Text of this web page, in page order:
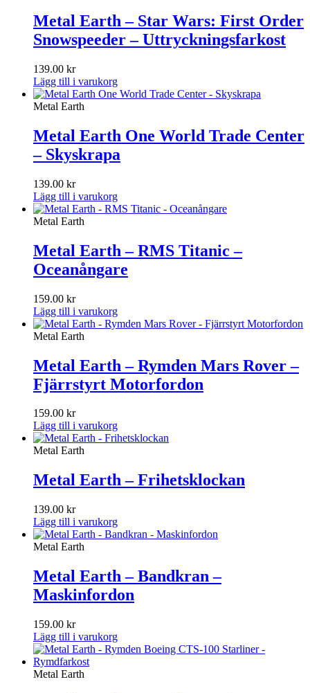
Metal Earth – Star Wars: First Order
Snowspeeder – Uttryckningsfarkost
139.00 kr
Lägg till i varukorg
Metal Earth
Metal Earth One World Trade Center
– Skyskrapa
139.00 kr
Lägg till i varukorg
Metal Earth
Metal Earth – RMS Titanic –
Oceanångare
159.00 kr
Lägg till i varukorg
Metal Earth
Metal Earth – Rymden Mars Rover –
Fjärrstyrt Motorfordon
159.00 kr
Lägg till i varukorg
Metal Earth
Metal Earth – Frihetsklockan
139.00 kr
Lägg till i varukorg
Metal Earth
Metal Earth – Bandkran –
Maskinfordon
159.00 kr
Lägg till i varukorg
Metal Earth